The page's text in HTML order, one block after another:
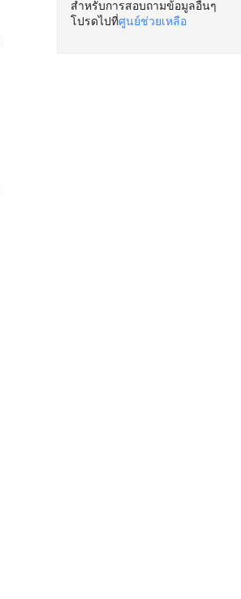
สำหรับการสอบถามข้อมูลอื่นๆ
โปรดไปที่ศูนย์ช่วยเหลือ